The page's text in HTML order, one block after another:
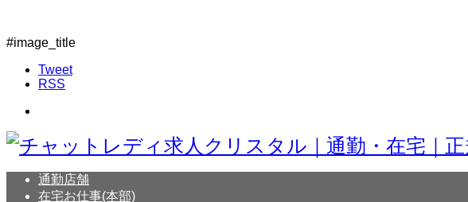
#image_title
Tweet
RSS
通勤店舗
在宅お仕事(本部)